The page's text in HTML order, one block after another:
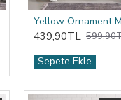
439,90TL
Sepete Ekle